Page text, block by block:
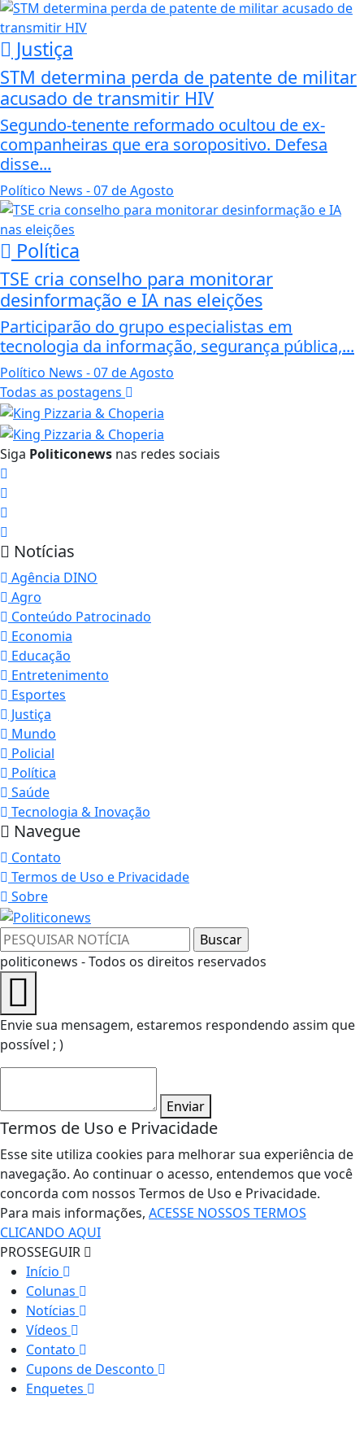
Justiça
STM determina perda de patente de militar
acusado de transmitir HIV
Segundo-tenente reformado ocultou de ex-
companheiras que era soropositivo. Defesa
disse...
Político News - 07 de Agosto
Política
TSE cria conselho para monitorar
desinformação e IA nas eleições
Participarão do grupo especialistas em
tecnologia da informação, segurança pública,...
Político News - 07 de Agosto
Todas as postagens
Siga Politiconews nas redes sociais
Notícias
Agência DINO
Agro
Conteúdo Patrocinado
Economia
Educação
Entretenimento
Esportes
Justiça
Mundo
Policial
Política
Saúde
Tecnologia & Inovação
Navegue
Contato
Termos de Uso e Privacidade
Sobre
politiconews - Todos os direitos reservados
Envie sua mensagem, estaremos respondendo assim que
possível ; )
Enviar
Termos de Uso e Privacidade
Esse site utiliza cookies para melhorar sua experiência de
navegação. Ao continuar o acesso, entendemos que você
concorda com nossos Termos de Uso e Privacidade.
Para mais informações, ACESSE NOSSOS TERMOS
CLICANDO AQUI
PROSSEGUIR
Início
Colunas
Notícias
Vídeos
Contato
Cupons de Desconto
Enquetes